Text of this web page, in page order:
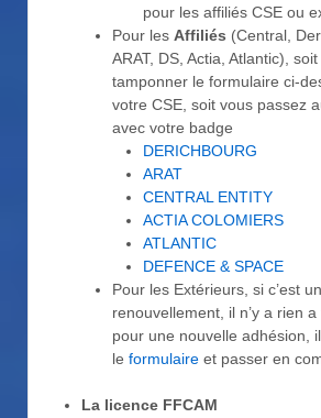
pour les affiliés CSE ou
Pour les Affiliés (Central,
ARAT, DS, Actia, Atlantic),
tamponner le formulaire ci-
votre CSE, soit vous passez
avec votre badge
DERICHBOURG
ARAT
CENTRAL ENTITY
ACTIA COLOMIERS
ATLANTIC
DEFENCE & SPACE
Pour les Extérieurs, si c’est un
renouvellement, il n’y a rien a
pour une nouvelle adhésion,
le formulaire et passer en
La licence FFCAM